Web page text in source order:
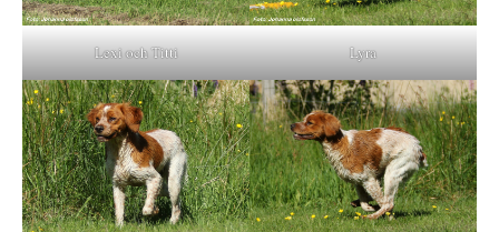
Lexi och Titti Lyra